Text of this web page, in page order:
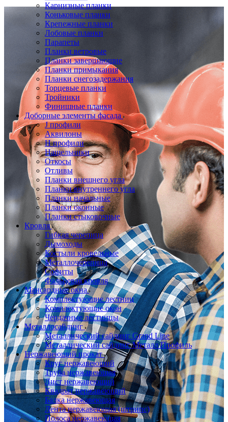
Карнизные планки
Коньковые планки
Крепежные планки
Лобовые планки
Парапеты
Планки ветровые
Планки завершающие
Планки примыкания
Планки снегозадержания
Торцевые планки
Тройники
Финишные планки
Доборные элементы фасада
J профили
Аквилоны
Н профили
Нащельники
Откосы
Отливы
Планки внешнего угла
Планки внутреннего угла
Планки начальные
Планки оконные
Планки стыковочные
Кровля
Гибкая черепица
Дымоходы
Костыли кровельные
Металлочерепица
Софиты
Фальцевая кровля
Мансардные окна
Комплектующие лестниц
Комплектующие окон
Чердачные лестницы
Металлосайдинг
Металлический сайдинг Grand Line
Металлический сайдинг Металл Профиль
Нержавеющий прокат
Круг нержавеющий
Труба нержавеющая
Лист нержавеющий
Квадрат нержавеющий
Балка нержавеющая
Лента нержавеющая (штрипс)
Полоса нержавеющая